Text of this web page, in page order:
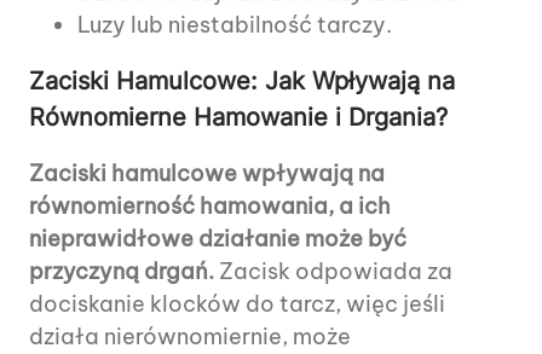
Luzy lub niestabilność tarczy.
Zaciski Hamulcowe: Jak Wpływają na
Równomierne Hamowanie i Drgania?
Zaciski hamulcowe wpływają na
równomierność hamowania, a ich
nieprawidłowe działanie może być
przyczyną drgań. Zacisk odpowiada za
dociskanie klocków do tarcz, więc jeśli
działa nierównomiernie, może